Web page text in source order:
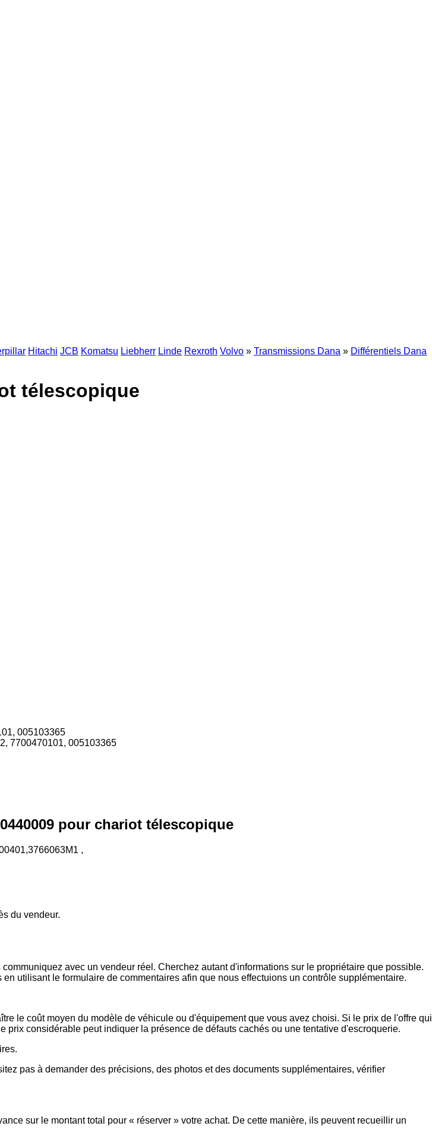
Hitachi JCB Komatsu Liebherr Linde Rexroth Volvo » Transmissions Dana » Différentiels Dana
télescopique
005103365
7700470101, 005103365
pour chariot télescopique
,
du vendeur.
avec un vendeur réel. Cherchez autant d'informations sur le propriétaire que possible.
utilisant le formulaire de commentaires afin que nous effectuions un contrôle supplémentaire.
le coût moyen du modèle de véhicule ou d'équipement que vous avez choisi. Si le prix de l'offre qui
considérable peut indiquer la présence de défauts cachés ou une tentative d'escroquerie.
pas à demander des précisions, des photos et des documents supplémentaires, vérifier
sur le montant total pour « réserver » votre achat. De cette manière, ils peuvent recueillir un